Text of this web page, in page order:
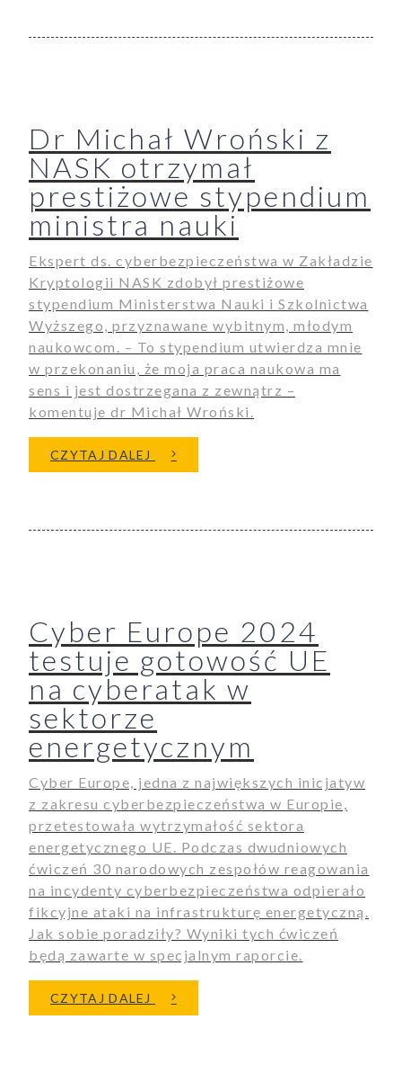
Dr Michał Wroński z
NASK otrzymał
prestiżowe stypendium
ministra nauki
Ekspert ds. cyberbezpieczeństwa w Zakładzie
Kryptologii NASK zdobył prestiżowe
stypendium Ministerstwa Nauki i Szkolnictwa
Wyższego, przyznawane wybitnym, młodym
naukowcom. – To stypendium utwierdza mnie
w przekonaniu, że moja praca naukowa ma
sens i jest dostrzegana z zewnątrz –
komentuje dr Michał Wroński.
CZYTAJ DALEJ O DR MICHAŁ WROŃSKI Z
Cyber Europe 2024
testuje gotowość UE
na cyberatak w
sektorze
energetycznym
Cyber Europe, jedna z największych inicjatyw
z zakresu cyberbezpieczeństwa w Europie,
przetestowała wytrzymałość sektora
energetycznego UE. Podczas dwudniowych
ćwiczeń 30 narodowych zespołów reagowania
na incydenty cyberbezpieczeństwa odpierało
fikcyjne ataki na infrastrukturę energetyczną.
Jak sobie poradziły? Wyniki tych ćwiczeń
będą zawarte w specjalnym raporcie.
CZYTAJ DALEJ O CYBER EUROPE 2024